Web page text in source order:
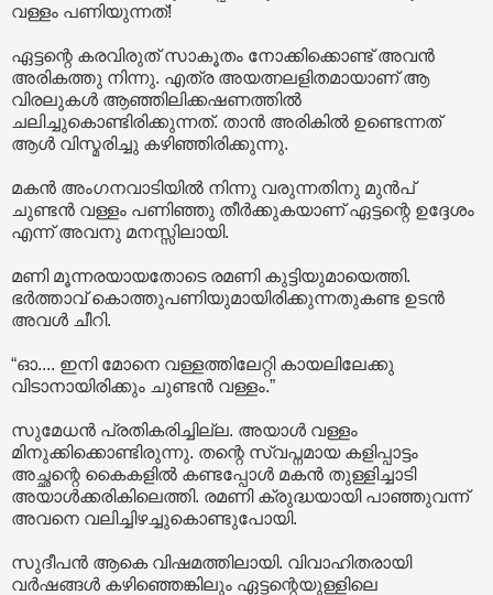
വള്ളം പണിയുന്നത്!
ഏട്ടന്റെ കരവിരുത് സാകൂതം നോക്കിക്കൊണ്ട് അവൻ
അരികത്തു നിന്നു. എത്ര അയത്നലളിതമായാണ് ആ
വിരലുകൾ ആഞ്ഞിലിക്കഷണത്തിൽ
ചലിച്ചുകൊണ്ടിരിക്കുന്നത്. താൻ അരികിൽ ഉണ്ടെന്നത്
ആൾ വിസ്മരിച്ചു കഴിഞ്ഞിരിക്കുന്നു.
മകൻ അംഗനവാടിയിൽ നിന്നു വരുന്നതിനു മുൻപ്
ചുണ്ടൻ വള്ളം പണിഞ്ഞു തീർക്കുകയാണ് ഏട്ടന്റെ ഉദ്ദേശം
എന്ന് അവനു മനസ്സിലായി.
മണി മൂന്നരയായതോടെ രമണി കുട്ടിയുമായെത്തി.
ഭർത്താവ് കൊത്തുപണിയുമായിരിക്കുന്നതുകണ്ട ഉടൻ
അവൾ ചീറി.
“ഓ.... ഇനി മോനെ വള്ളത്തിലേറ്റി കായലിലേക്കു
വിടാനായിരിക്കും ചുണ്ടൻ വള്ളം.”
സുമേധൻ പ്രതികരിച്ചില്ല. അയാൾ വള്ളം
മിനുക്കിക്കൊണ്ടിരുന്നു. തന്റെ സ്വപ്നമായ കളിപ്പാട്ടം
അച്ഛന്റെ കൈകളിൽ കണ്ടപ്പോൾ മകൻ തുള്ളിച്ചാടി
അയാൾക്കരികിലെത്തി. രമണി ക്രുദ്ധയായി പാഞ്ഞുവന്ന്
അവനെ വലിച്ചിഴച്ചുകൊണ്ടുപോയി.
സുദീപൻ ആകെ വിഷമത്തിലായി. വിവാഹിതരായി
വർഷങ്ങൾ കഴിഞ്ഞെങ്കിലും ഏട്ടന്റെയുള്ളിലെ